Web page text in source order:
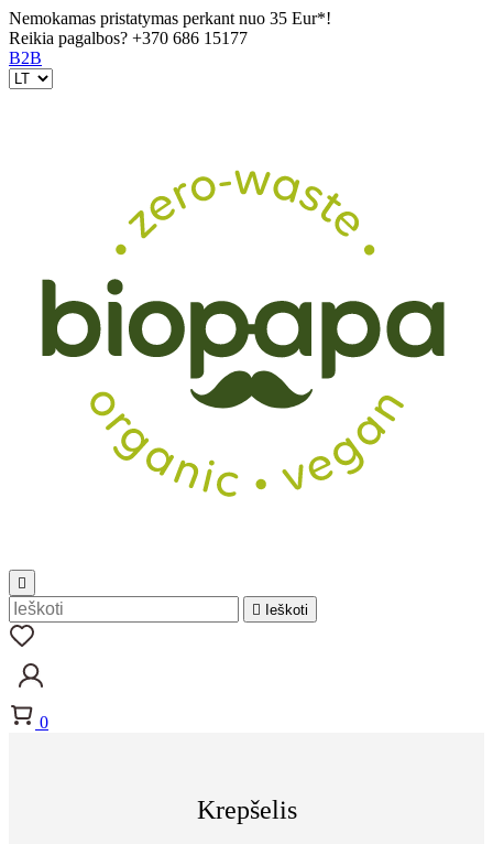
Nemokamas pristatymas perkant nuo 35 Eur*!
Reikia pagalbos? +370 686 15177
B2B


Ieškoti
0
Krepšelis